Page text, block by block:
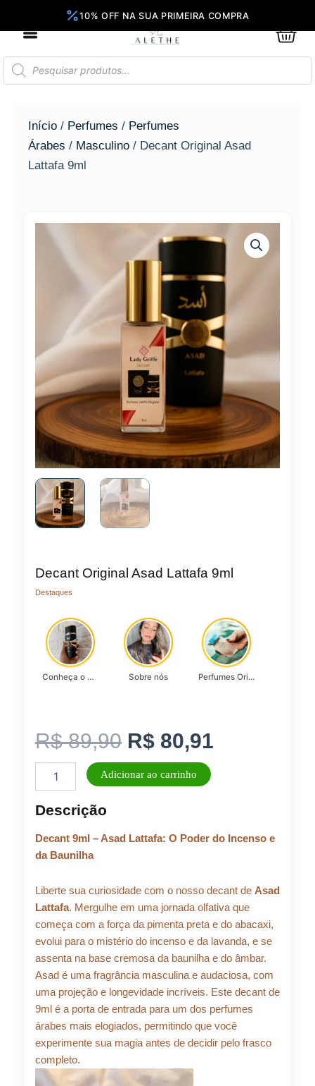
conteúdo
Pesquisar
produtos
Início / Perfumes / Perfumes
Árabes / Masculino / Decant Original Asad
Lattafa 9ml
Decant Original Asad Lattafa 9ml
Destaques
Conheça o Asad, da Lattafa… Sobre nós Perfumes Originais
R$89,90 O
preço
era:
R$ 80,91
é:
Original
Lattafa
quantidade
Adicionar ao carrinho
Descrição
Decant 9ml – Asad Lattafa: O Poder do Incenso e
da Baunilha
Liberte sua curiosidade com o nosso decant de Asad
Lattafa. Mergulhe em uma jornada olfativa que
começa com a força da pimenta preta e do abacaxi,
evolui para o mistério do incenso e da lavanda, e se
assenta na base cremosa da baunilha e do âmbar.
Asad é uma fragrância masculina e audaciosa, com
uma projeção e longevidade incríveis. Este decant de
9ml é a porta de entrada para um dos perfumes
árabes mais elogiados, permitindo que você
experimente sua magia antes de decidir pelo frasco
completo.